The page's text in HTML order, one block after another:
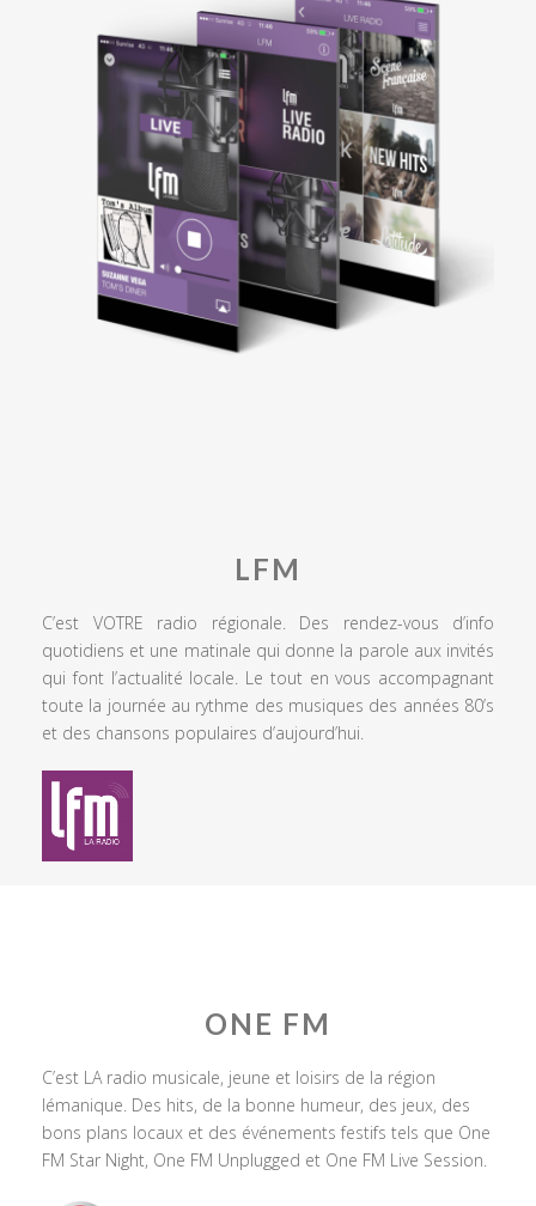
LFM
C’est VOTRE radio régionale. Des rendez-vous d’info
quotidiens et une matinale qui donne la parole aux invités
qui font l’actualité locale. Le tout en vous accompagnant
toute la journée au rythme des musiques des années 80’s
et des chansons populaires d’aujourd’hui.
ONE FM
C’est LA radio musicale, jeune et loisirs de la région
lémanique. Des hits, de la bonne humeur, des jeux, des
bons plans locaux et des événements festifs tels que One
FM Star Night, One FM Unplugged et One FM Live Session.